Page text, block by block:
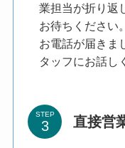
業担当が折り返
お待ちください。
お電話が届きま
タッフにお話し
STEP 直接営